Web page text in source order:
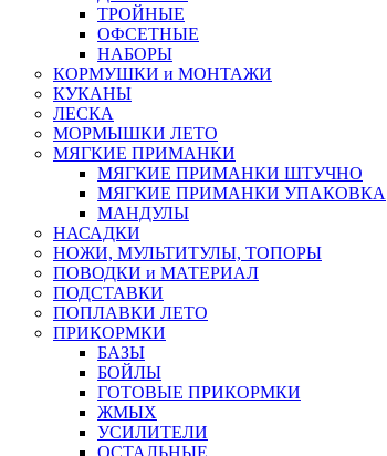
ТРОЙНЫЕ
ОФСЕТНЫЕ
НАБОРЫ
КОРМУШКИ и МОНТАЖИ
КУКАНЫ
ЛЕСКА
МОРМЫШКИ ЛЕТО
МЯГКИЕ ПРИМАНКИ
МЯГКИЕ ПРИМАНКИ ШТУЧНО
МЯГКИЕ ПРИМАНКИ УПАКОВКА
МАНДУЛЫ
НАСАДКИ
НОЖИ, МУЛЬТИТУЛЫ, ТОПОРЫ
ПОВОДКИ и МАТЕРИАЛ
ПОДСТАВКИ
ПОПЛАВКИ ЛЕТО
ПРИКОРМКИ
БАЗЫ
БОЙЛЫ
ГОТОВЫЕ ПРИКОРМКИ
ЖМЫХ
УСИЛИТЕЛИ
ОСТАЛЬНЫЕ